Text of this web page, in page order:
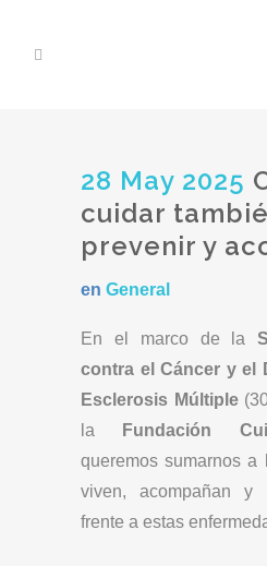
28 May 2025
cuidar
prevenir y
en General
En el marco de la
contra el Cáncer y el
Esclerosis Múltiple
la
Fundación
queremos sumarnos
viven, acompañan y
frente a estas